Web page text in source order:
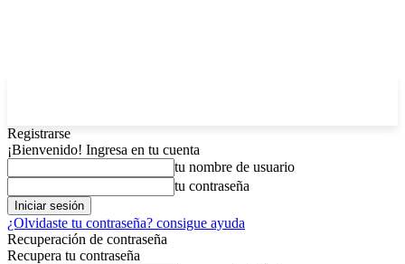
Registrarse
¡Bienvenido! Ingresa en tu cuenta
tu nombre de usuario
tu contraseña
¿Olvidaste tu contraseña? consigue ayuda
Recuperación de contraseña
Recupera tu contraseña